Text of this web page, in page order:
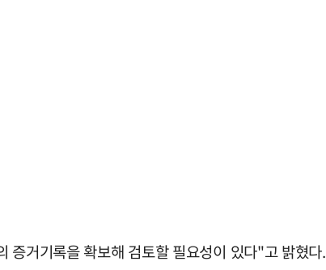
증거기록을 확보해 검토할 필요성이 있다"고 밝혔다.